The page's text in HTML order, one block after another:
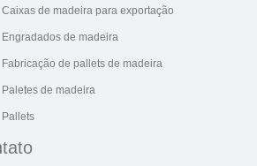
Caixas de madeira para exportação
Engradados de madeira
Fabricação de pallets de madeira
Paletes de madeira
Pallets